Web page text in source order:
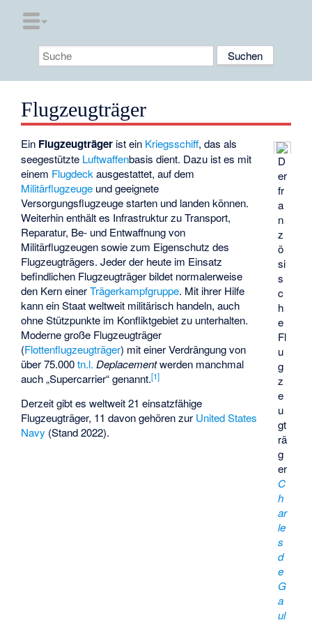
Flugzeugträger
D
er
fr
a
n
z
ö
si
s
c
h
e
Fl
u
g
z
e
u
gt
rä
g
er
C
h
ar
le
s
d
e
G
a
ul
Ein Flugzeugträger ist ein Kriegsschiff, das als
seegestützte Luftwaffenbasis dient. Dazu ist es mit
einem Flugdeckausgestattet, auf dem
Militärflugzeuge und geeignete
Versorgungsflugzeuge starten und landen können.
Weiterhin enthält es Infrastruktur zu Transport,
Reparatur, Be- und Entwaffnung von
Militärflugzeugen sowie zum Eigenschutz des
Flugzeugträgers. Jeder der heute im Einsatz
befindlichen Flugzeugträger bildet normalerweise
den Kern einerTrägerkampfgruppe. Mit ihrer Hilfe
kann ein Staat weltweit militärisch handeln, auch
ohne Stützpunkte im Konfliktgebiet zu unterhalten.
Moderne große Flugzeugträger
(Flottenflugzeugträger) mit einer Verdrängung von
über 75.000tn.l. Deplacementwerden manchmal
auch „Supercarrier“ genannt.[1]
Derzeit gibt es weltweit 21 einsatzfähige
Flugzeugträger, 11 davon gehören zur United States
Navy (Stand 2022).